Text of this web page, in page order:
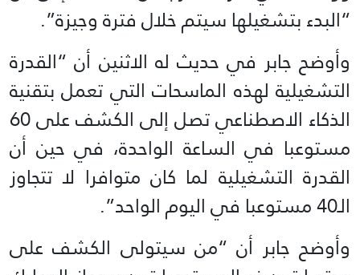
“البدء بتشغيلها سيتم خلال فترة وجيزة”.
وأوضح جابر في حديث له الاثنين أن “القدرة
التشغيلية لهذه الماسحات التي تعمل بتقنية
الذكاء الاصطناعي تصل إلى الكشف على 60
مستوعبا في الساعة الواحدة، في حين أن
القدرة التشغيلية لما كان متوافرا لا تتجاوز
الـ40 مستوعبا في اليوم الواحد”.
وأوضح جابر أن “من سيتولى الكشف على